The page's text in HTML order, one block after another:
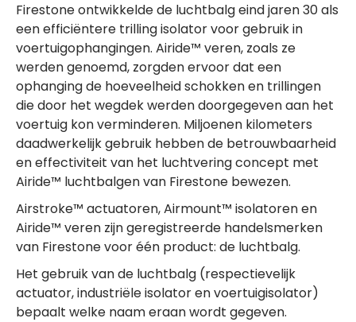
Firestone ontwikkelde de luchtbalg eind jaren 30 als
een efficiëntere trilling isolator voor gebruik in
voertuigophangingen. Airide™ veren, zoals ze
werden genoemd, zorgden ervoor dat een
ophanging de hoeveelheid schokken en trillingen
die door het wegdek werden doorgegeven aan het
voertuig kon verminderen. Miljoenen kilometers
daadwerkelijk gebruik hebben de betrouwbaarheid
en effectiviteit van het luchtvering concept met
Airide™ luchtbalgen van Firestone bewezen.
Airstroke™ actuatoren, Airmount™ isolatoren en
Airide™ veren zijn geregistreerde handelsmerken
van Firestone voor één product: de luchtbalg.
Het gebruik van de luchtbalg (respectievelijk
actuator, industriële isolator en voertuigisolator)
bepaalt welke naam eraan wordt gegeven.